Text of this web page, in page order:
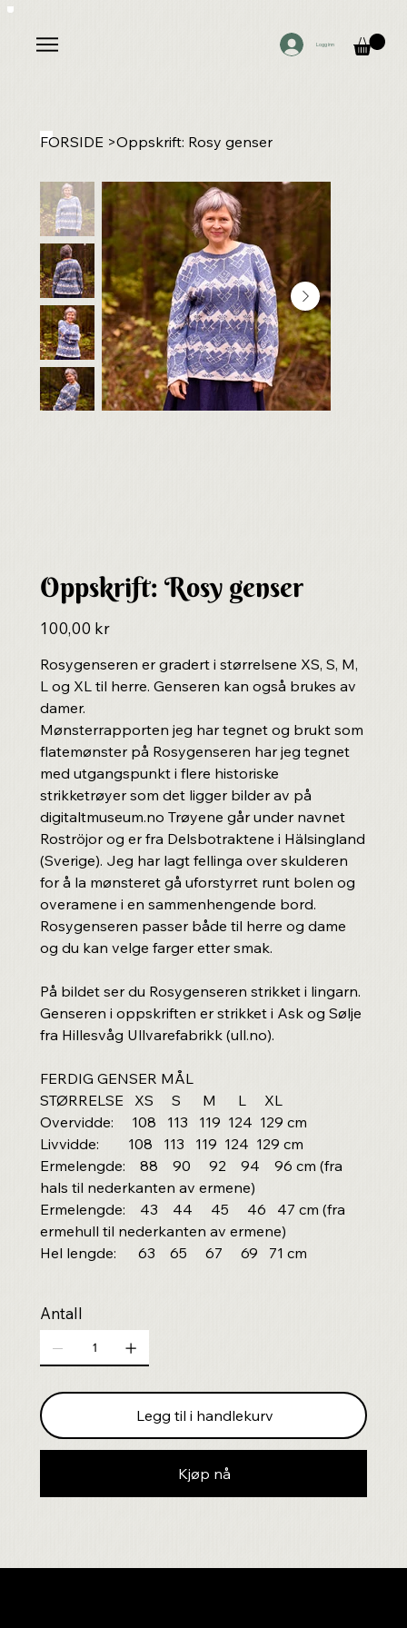
Logg inn
FORSIDE >Oppskrift: Rosy genser
Oppskrift: Rosy genser
Pris
100,00 kr
Rosygenseren er gradert i størrelsene XS, S, M,
L og XL til herre. Genseren kan også brukes av
damer.
Mønsterrapporten jeg har tegnet og brukt som
flatemønster på Rosygenseren har jeg tegnet
med utgangspunkt i flere historiske
strikketrøyer som det ligger bilder av på
digitaltmuseum.no Trøyene går under navnet
Roströjor og er fra Delsbotraktene i Hälsingland
(Sverige). Jeg har lagt fellinga over skulderen
for å la mønsteret gå uforstyrret runt bolen og
overamene i en sammenhengende bord.
Rosygenseren passer både til herre og dame
og du kan velge farger etter smak.
På bildet ser du Rosygenseren strikket i lingarn.
Genseren i oppskriften er strikket i Ask og Sølje
fra Hillesvåg Ullvarefabrikk (ull.no).
FERDIG GENSER MÅL
STØRRELSE XS S M L XL
Overvidde: 108 113 119 124 129 cm
Livvidde: 108 113 119 124 129 cm
Ermelengde: 88 90 92 94 96 cm (fra
hals til nederkanten av ermene)
Ermelengde: 43 44 45 46 47 cm (fra
ermehull til nederkanten av ermene)
Hel lengde: 63 65 67 69 71 cm
Antall
Legg til i handlekurv
Kjøp nå